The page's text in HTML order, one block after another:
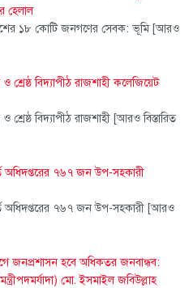
হেলাল
১৮ কোটি জনগণের সেবক: ভূমি [আরও
শ্রেষ্ঠ বিদ্যাপীঠ রাজশাহী কলেজিয়েট
শ্রেষ্ঠ বিদ্যাপীঠ রাজশাহী [আরও বিস্তারিত
অধিদপ্তরের ৭৬৭ জন উপ-সহকারী
অধিদপ্তরের ৭৬৭ জন উপ-সহকারী [আরও
জনপ্রশাসন হবে অধিকতর জনবান্ধব:
মো. ইসমাইল জবিউল্লাহ